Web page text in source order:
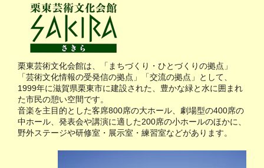
栗東芸術文化会館は、「まちづくり・ひとづくりの拠点」
「芸術文化情報の受発信の拠点」「交流の拠点」として、
1999年に滋賀県栗東市に建設された、豊かな緑と水に囲まれ
た市民の憩い空間です。
音楽を主目的とした客席800席の大ホール、劇場型の400席の
中ホール、発表会や講演に適した200席の小ホールのほかに、
野外ステージや研修室・展示室・練習室などがあります。